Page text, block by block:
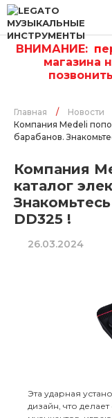
ВНИМАНИЕ: п
магазина
Главная / Новости
Компания Medeli
барабанов.
Компания
каталог
DD325 !
26.03.2024
Эта ударная
дизайн, что